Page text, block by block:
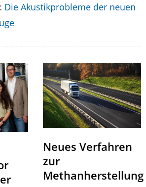
Die Akustikprobleme der neuen
Neues Verfahren
zur
Methanherstellung